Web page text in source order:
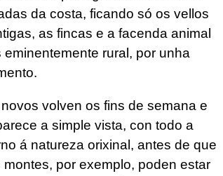
da costa, ficando só os vellos
as fincas e a facenda animal
rural, por unha
volven os fins de semana e
a simple vista, con todo a
á natureza orixinal, antes de que
por exemplo, poden estar